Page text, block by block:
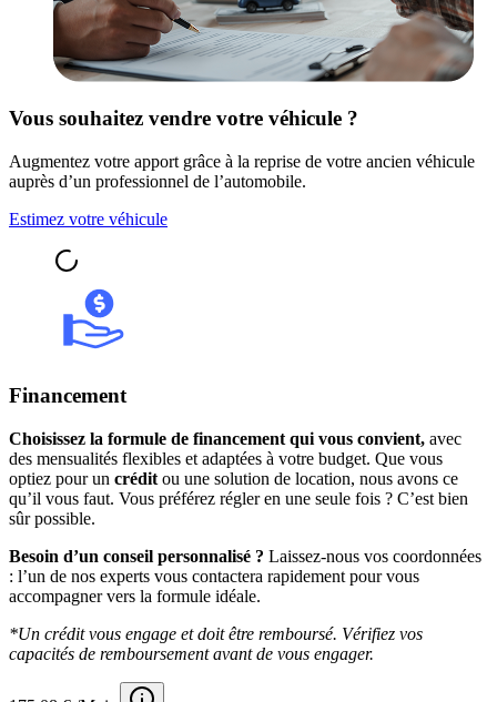
Vous souhaitez vendre votre véhicule ?
Augmentez votre apport grâce à la reprise de votre ancien véhicule
auprès d’un professionnel de l’automobile.
Estimez votre véhicule
Financement
Choisissez la formule de financement qui vous convient, avec
des mensualités flexibles et adaptées à votre budget. Que vous
optiez pour un crédit ou une solution de location, nous avons ce
qu’il vous faut. Vous préférez régler en une seule fois ? C’est bien
sûr possible.
Besoin d’un conseil personnalisé ? Laissez-nous vos coordonnées
: l’un de nos experts vous contactera rapidement pour vous
accompagner vers la formule idéale.
*Un crédit vous engage et doit être remboursé. Vérifiez vos
capacités de remboursement avant de vous engager.